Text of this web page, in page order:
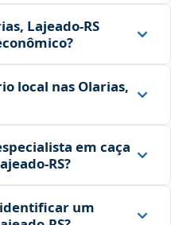
Lajeado‑RS
local nas Olarias,
em caça
um